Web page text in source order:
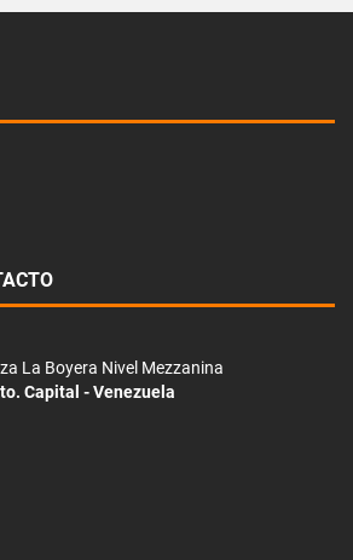
La Boyera Nivel Mezzanina
Capital - Venezuela